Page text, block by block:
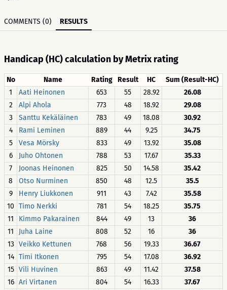
COMMENTS (0) RESULTS
Handicap (HC) calculation by Metrix rating
No Name Rating Result HC
Sum (Result-HC)
1
Aati Heinonen 653 55 28.92
26.08
2
Alpi Ahola 773 48 18.92
29.08
3
Santtu Kekäläinen 783 49 18.08
30.92
4
Rami Leminen 889 44 9.25
34.75
5
Vesa Mörsky 833 49 13.92
35.08
6
Juho Ohtonen 788 53 17.67
35.33
7
Joonas Heinonen 825 50 14.58
35.42
8
Otso Nurminen 850 48 12.5
35.5
9
Henry Liukkonen 911 43 7.42
35.58
10 Timo Nerkki 781 54 18.25
35.75
11
Kimmo Pakarainen 844 49 13
36
11
Juha Laine 808 52 16
36
13 Veikko Kettunen 768 56 19.33
36.67
14 Timi Itkonen 795 54 17.08
36.92
15 Vili Huvinen 863 49 11.42
37.58
16 Ari Virtanen 804 54 16.33
37.67